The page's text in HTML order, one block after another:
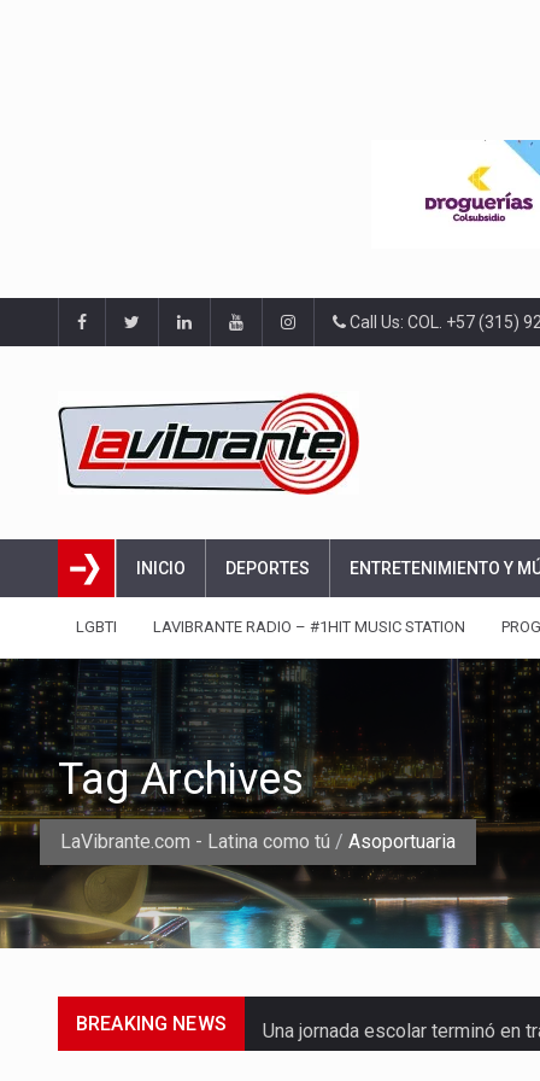
Call Us: COL. +57 (315)
INICIO DEPORTES ENTRETENIMIENTO Y
LGBTI LAVIBRANTE RADIO – #1HIT MUSIC STATION
LaVibrante.com - Latina como tú / Asoportuaria
Tag Archives
BREAKING NEWS Una jornada escolar terminó en